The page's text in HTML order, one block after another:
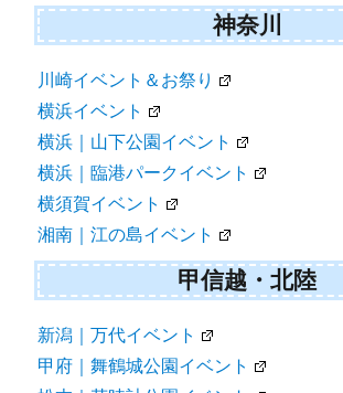
神奈川
川崎イベント＆お祭り
横浜イベント
横浜｜山下公園イベント
横浜｜臨港パークイベント
横須賀イベント
湘南｜江の島イベント
甲信越・北陸
新潟｜万代イベント
甲府｜舞鶴城公園イベント